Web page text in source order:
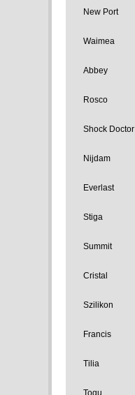
New Port
Waimea
Abbey
Rosco
Shock Doctor
Nijdam
Everlast
Stiga
Summit
Cristal
Szilikon
Francis
Tilia
Togu